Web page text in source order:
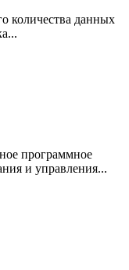
количества данных
программное
и управления...